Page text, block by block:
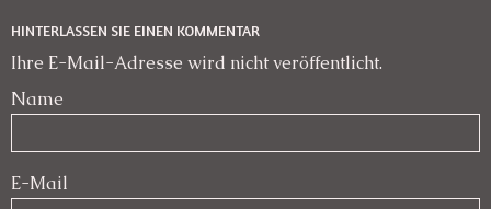
HINTERLASSEN SIE EINEN KOMMENTAR
Ihre E-Mail-Adresse wird nicht veröffentlicht.
Name
E-Mail